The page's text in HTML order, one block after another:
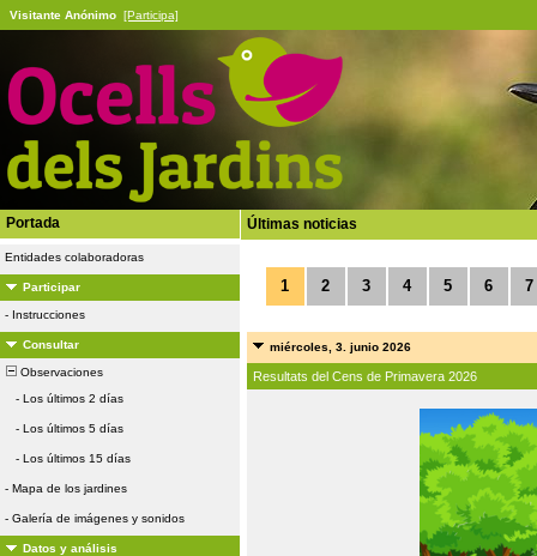
Visitante Anónimo [Participa]
Portada
Entidades colaboradoras
Participar
- Instrucciones
Consultar
Observaciones
- Los últimos 2 días
- Los últimos 5 días
- Los últimos 15 días
- Mapa de los jardines
- Galería de imágenes y sonidos
Datos y análisis
Últimas noticias
1 2 3 4 5 6 7
miércoles, 3. junio 2026
Resultats del Cens de Primavera 2026